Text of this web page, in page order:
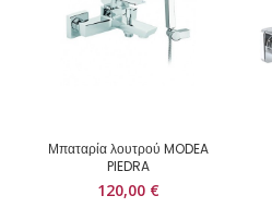
Μπαταρία λουτρού MODEA
PIEDRA
120,00 €